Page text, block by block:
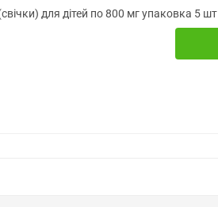
для дітей по 800 мг упаковка 5 шт